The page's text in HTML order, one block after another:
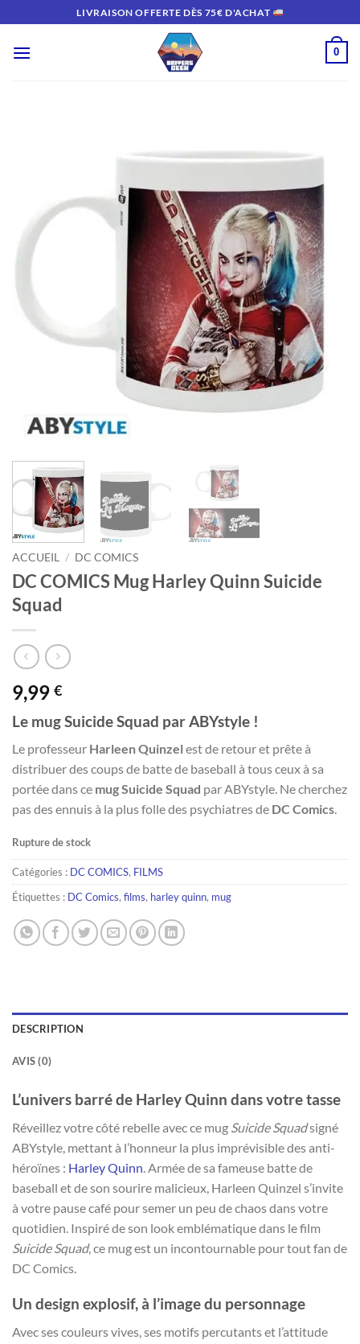
au
contenu
LIVRAISON OFFERTE DÈS 75€ D'ACHAT
0
ACCUEIL / DC COMICS
DC COMICS Mug Harley Quinn Suicide
Squad
9,99 €
Le mug Suicide Squad par ABYstyle !
Le professeur Harleen Quinzel est de retour et prête à
distribuer des coups de batte de baseball à tous ceux à sa
portée dans ce mug Suicide Squad par ABYstyle. Ne cherchez
pas des ennuis à la plus folle des psychiatres de DC Comics.
Rupture de stock
Catégories : DC COMICS, FILMS
Étiquettes : DC Comics, films, harley quinn, mug
DESCRIPTION
AVIS (0)
L’univers barré de Harley Quinn dans votre tasse
Réveillez votre côté rebelle avec ce mug Suicide Squadsigné
ABYstyle, mettant à l’honneur la plus imprévisible des anti-
héroïnes : Harley Quinn . Armée de sa fameuse batte de
baseball et de son sourire malicieux, Harleen Quinzel s’invite
à votre pause café pour semer un peu de chaos dans votre
quotidien. Inspiré de son look emblématique dans le film
Suicide Squad, ce mug est un incontournable pour tout fan de
DC Comics.
Un design explosif, à l’image du personnage
Avec ses couleurs vives, ses motifs percutants et l’attitude